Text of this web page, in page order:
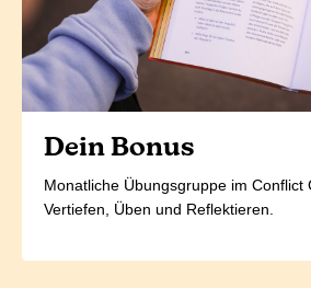
Dein Bonus
Monatliche Übungsgruppe im Conflict
Vertiefen, Üben und Reflektieren.